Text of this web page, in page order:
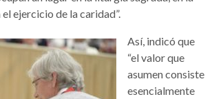
ejercicio de la caridad”.
Así, indicó que
“el valor que
asumen consiste
esencialmente